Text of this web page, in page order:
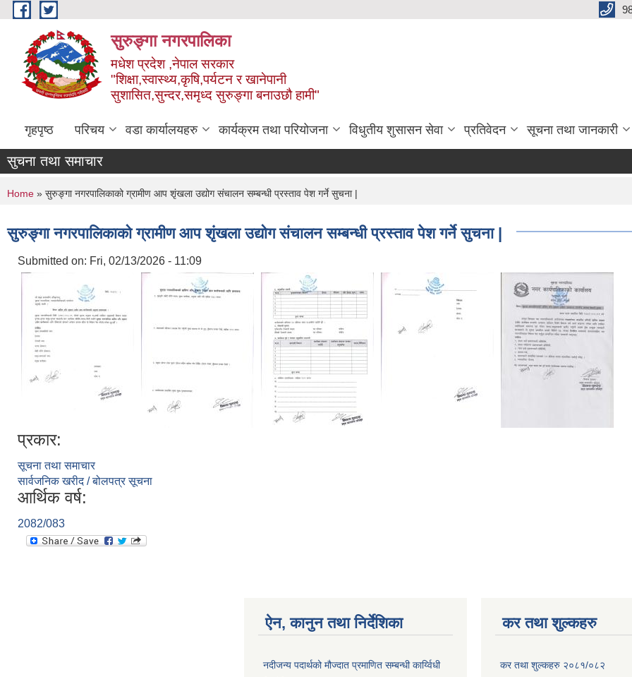
Skip to main content
सुरुङ्‍गा नगरपालिका
मधेश प्रदेश ,नेपाल सरकार
"शिक्षा,स्वास्थ्य,कृषि,पर्यटन र खानेपानी
सुशासित,सुन्दर,समृध्द सुरुङ्गा बनाउछौ हामी"
गृहपृष्ठ परिचय वडा कार्यालयहरु कार्यक्रम तथा परियोजना विधुतीय शुसासन सेवा प्रतिवेदन सूचना तथा जानकारी
सुचना तथा समाचार
You are here
Home » सुरुङ्गा नगरपालिकाको ग्रामीण आप शृंखला उद्योग संचालन सम्बन्धी प्रस्ताव पेश गर्ने सुचना |
सुरुङ्गा नगरपालिकाको ग्रामीण आप शृंखला उद्योग संचालन सम्बन्धी प्रस्ताव पेश गर्ने सुचना |
Submitted on: Fri, 02/13/2026 - 11:09
प्रकार:
सूचना तथा समाचार
सार्वजनिक खरीद / बोलपत्र सूचना
आर्थिक वर्ष:
2082/083
ऐन, कानुन तथा निर्देशिका
नदीजन्य पदार्थको मौज्दात प्रमाणित सम्बन्धी कार्य्विधी
कर तथा शुल्कहरु
कर तथा शुल्कहरु २०८१/०८२